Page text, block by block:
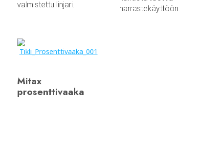
valmistettu linjari.
harrastekäyttöön.
Mitax
prosenttivaaka